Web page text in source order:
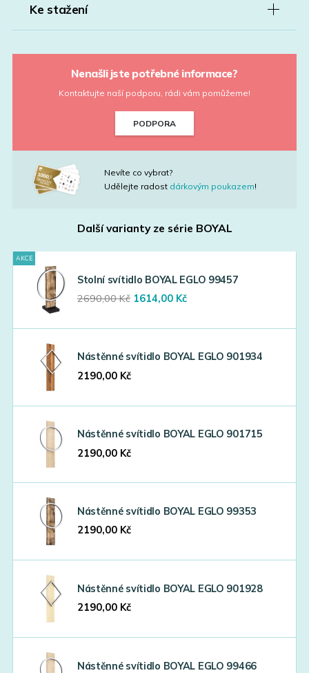
Ke stažení
Nenašli jste potřebné informace?
Kontaktujte naší podporu, rádi vám pomůžeme!
PODPORA
Nevíte co vybrat?
Udělejte radost dárkovým poukazem!
Další varianty ze série BOYAL
AKCE
Stolní svítidlo BOYAL EGLO 99457
2690,00Kč Original
was:
1614,00 KčCurrent
is:
Nástěnné svítidlo BOYAL EGLO 901934
2190,00 Kč
Nástěnné svítidlo BOYAL EGLO 901715
2190,00 Kč
Nástěnné svítidlo BOYAL EGLO 99353
2190,00 Kč
Nástěnné svítidlo BOYAL EGLO 901928
2190,00 Kč
Nástěnné svítidlo BOYAL EGLO 99466